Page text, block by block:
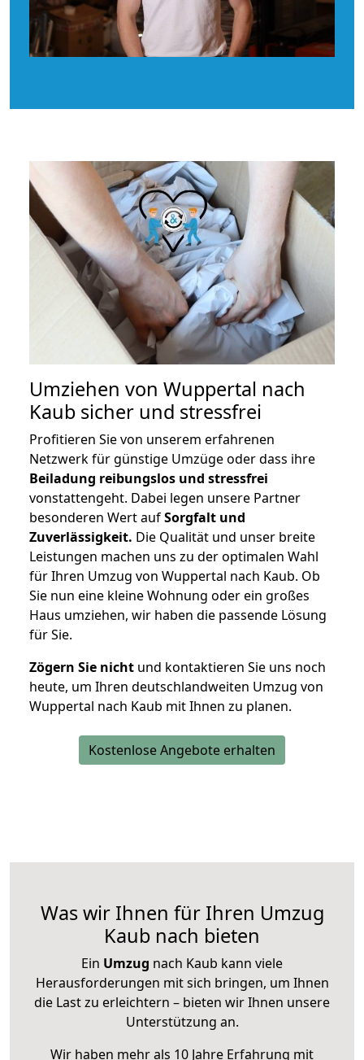
Umziehen von Wuppertal nach
Kaub sicher und stressfrei
Profitieren Sie von unserem erfahrenen
Netzwerk für günstige Umzüge oder dass ihre
Beiladung reibungslos und stressfrei
vonstattengeht. Dabei legen unsere Partner
besonderen Wert aufSorgfalt und
Zuverlässigkeit. Die Qualität und unser breite
Leistungen machen uns zu der optimalen Wahl
für Ihren Umzug von Wuppertal nach Kaub. Ob
Sie nun eine kleine Wohnung oder ein großes
Haus umziehen, wir haben die passende Lösung
für Sie.
Zögern Sie nicht und kontaktieren Sie uns noch
heute, um Ihren deutschlandweiten Umzug von
Wuppertal nach Kaub mit Ihnen zu planen.
Kostenlose Angebote erhalten
Was wir Ihnen für Ihren Umzug
Kaub nach bieten
Ein Umzug nach Kaub kann viele
Herausforderungen mit sich bringen, um Ihnen
die Last zu erleichtern – bieten wir Ihnen unsere
Unterstützung an.
Wir haben mehr als 10 Jahre Erfahrung mit